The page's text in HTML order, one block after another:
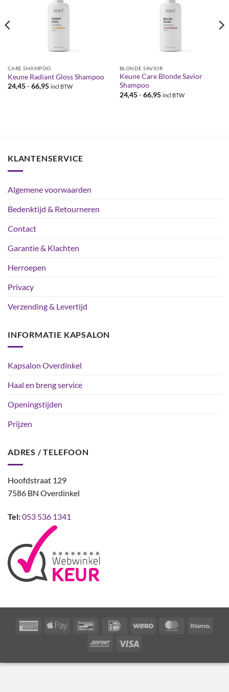
CARE SHAMPOO
Keune Radiant Gloss Shampoo
24,45 - 66,95Prijsklasse:
incl BTW
BLONDE SAVIOR
Keune Care Blonde Savior
Shampoo
24,45 - 66,95Prijsklasse:
incl BTW
KLANTENSERVICE
Algemene voorwaarden
Bedenktijd & Retourneren
Contact
Garantie & Klachten
Herroepen
Privacy
Verzending & Levertijd
INFORMATIE KAPSALON
Kapsalon Overdinkel
Haal en breng service
Openingstijden
Prijzen
ADRES / TELEFOON
Hoofdstraat 129
7586 BN Overdinkel
Tel:053 536 1341
AmericanApple
BancontactIDeal Wero MasterCard
Sofort